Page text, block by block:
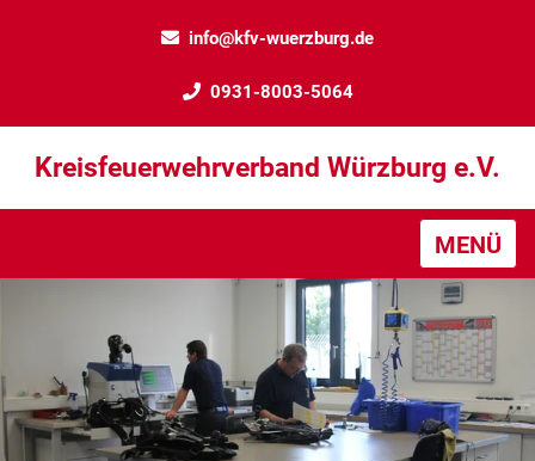
info@kfv-wuerzburg.de
0931-8003-5064
Kreisfeuerwehrverband Würzburg e.V.
MENÜ